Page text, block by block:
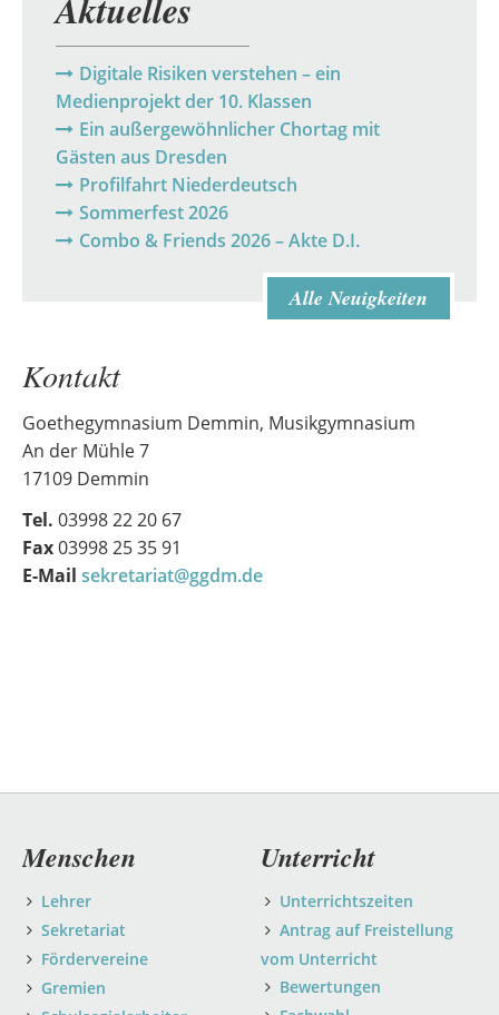
Digitale Risiken verstehen – ein
Medienprojekt der 10. Klassen
Ein außergewöhnlicher Chortag mit
Gästen aus Dresden
Profilfahrt Niederdeutsch
Sommerfest 2026
Combo & Friends 2026 – Akte D.I.
Alle Neuigkeiten
Kontakt
Goethegymnasium Demmin, Musikgymnasium
An der Mühle 7
17109 Demmin
Tel. 03998 22 20 67
Fax03998 25 35 91
E-Mail sekretariat@ggdm.de
Navigation
Menschen
Lehrer
Sekretariat
Fördervereine
Gremien
Unterricht
Unterrichtszeiten
Antrag auf Freistellung
vom Unterricht
Bewertungen